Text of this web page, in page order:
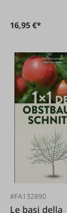
16,95 €*
#FA132890
Le basi della